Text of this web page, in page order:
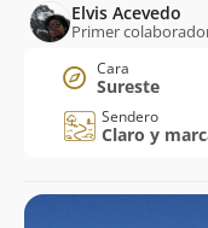
Elvis Acevedo
Primer
Cara
Sureste
Sendero
Claro y